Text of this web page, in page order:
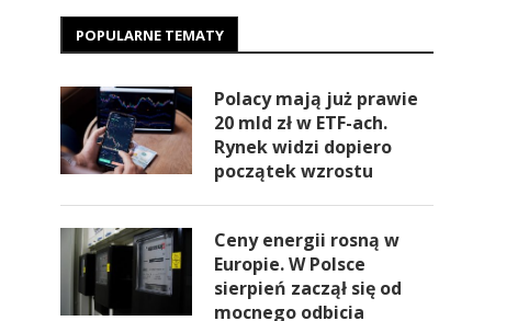
POPULARNE TEMATY
Polacy mają już prawie
20 mld zł w ETF-ach.
Rynek widzi dopiero
początek wzrostu
Ceny energii rosną w
Europie. W Polsce
sierpień zaczął się od
mocnego odbicia